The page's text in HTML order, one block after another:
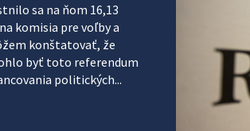
sa na ňom 16,13
komisia pre voľby a
konštatovať, že
byť toto referendum
politických...